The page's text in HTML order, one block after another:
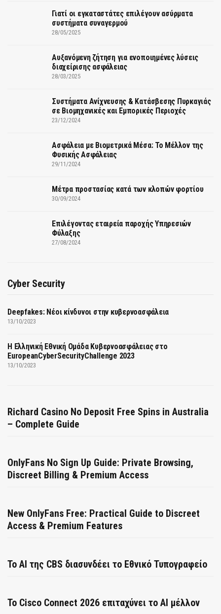
Γιατί οι εγκαταστάτες επιλέγουν ασύρματα
συστήματα συναγερμού
28/05/2025
Αυξανόμενη ζήτηση για ενοποιημένες λύσεις
διαχείρισης ασφάλειας
28/03/2025
Συστήματα Ανίχνευσης & Κατάσβεσης Πυρκαγιάς
σε Βιομηχανικές και Εμπορικές Περιοχές
23/12/2024
Ασφάλεια με Βιομετρικά Μέσα: Το Μέλλον της
Φυσικής Ασφάλειας
29/11/2024
Μέτρα προστασίας κατά των κλοπών φορτίου
30/09/2024
Επιλέγοντας εταιρεία παροχής Υπηρεσιών
Φύλαξης
27/08/2024
Cyber Security
Deepfakes: Νέοι κίνδυνοι στην κυβερνοασφάλεια
13/10/2023
Η Ελληνική Εθνική Ομάδα Κυβερνοασφάλειας στο
EuropeanCyberSecurityChallenge 2023
13/10/2023
Richard Casino No Deposit Free Spins in Australia
– Complete Guide
OnlyFans No Sign Up Guide: Private Browsing,
Discreet Billing & Premium Access
New OnlyFans Free: Practical Guide to Discreet
Access & Premium Features
Το AI της CBS διασυνδέει το Εθνικό Τυπογραφείο
Το Cisco Connect 2026 επιταχύνει το AI μέλλον